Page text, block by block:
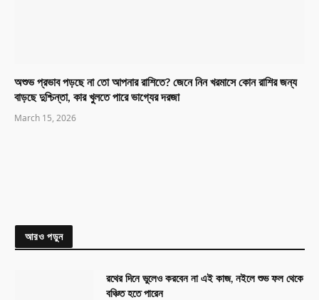
অশুভ প্রভাব পড়ছে না তো আপনার রাশিতে? জেনে নিন খরমাসে কোন রাশির জন্য
বাড়ছে দুশ্চিন্তা, কার খুলতে পারে ভাগ্যের দরজা
March 15, 2026
আরও পড়ুন
রথের দিনে ভুলেও করবেন না এই কাজ, নইলে শুভ ফল থেকে
বঞ্চিত হতে পারেন